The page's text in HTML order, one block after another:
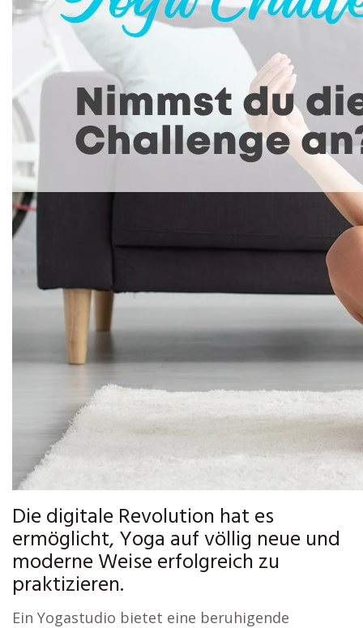
Die digitale Revolution hat es
ermöglicht, Yoga auf völlig neue und
moderne Weise erfolgreich zu
praktizieren.
Ein Yogastudio bietet eine beruhigende